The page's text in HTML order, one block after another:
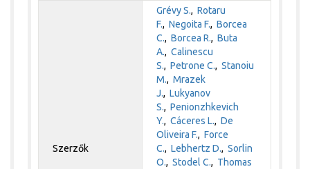
Szerzők
Grévy S.,Rotaru
F.,Negoita F.,Borcea
C.,Borcea R.,Buta
A.,Calinescu
S.,Petrone C.,Stanoiu
M.,Mrazek
J.,Lukyanov
S.,Penionzhkevich
Y.,Cáceres L.,De
Oliveira F.,Force
C.,Lebhertz D.,Sorlin
O.,Stodel C., Thomas